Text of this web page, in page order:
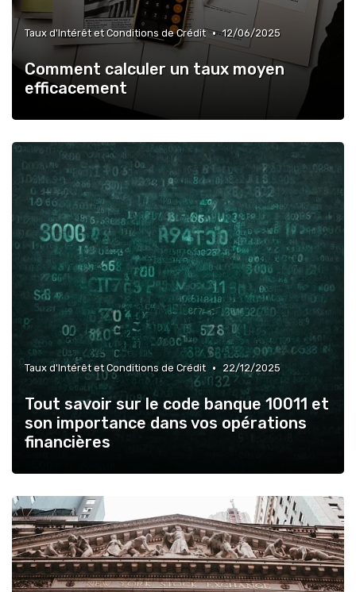
Taux d'Intérêt et Conditions de Crédit • 12/06/2025
Comment calculer un taux moyen
efficacement
Taux d'Intérêt et Conditions de Crédit • 22/12/2025
Tout savoir sur le code banque 10011 et
son importance dans vos opérations
financières